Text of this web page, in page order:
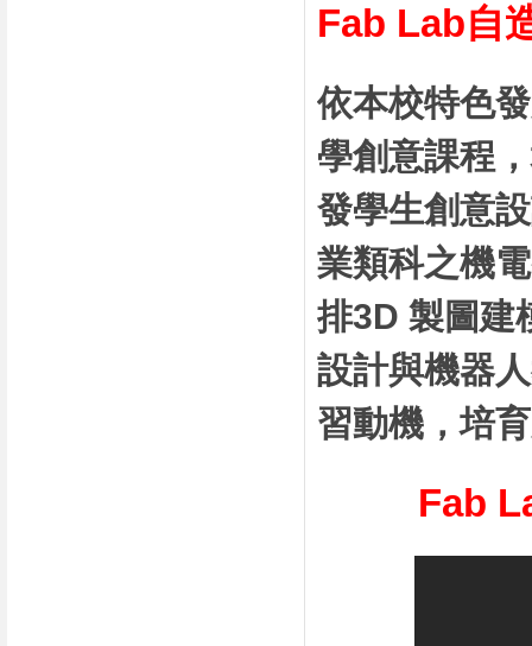
Fab Lab自
依本校特色
學創意課程
發學生創意
業類科之機
排3D 製圖建
設計與機器
習動機，培
Fab